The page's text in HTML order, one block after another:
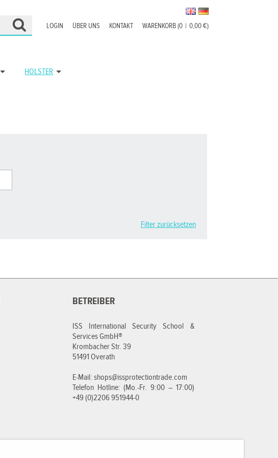
WARENKORB (0 | 0,00 €)
KONTAKT
ÜBER UNS
LOGIN
HOLSTER
Filter zurücksetzen
BETREIBER
ISS International Security School &
Services GmbH®
Krombacher Str. 39
51491 Overath
E-Mail: shops@issprotectiontrade.com
Telefon Hotline: (Mo.-Fr. 9:00 – 17:00)
+49 (0)2206 951944-0